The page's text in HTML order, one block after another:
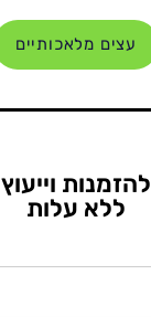
עצים מלאכותיים
להזמנות וייעוץ
ללא עלות